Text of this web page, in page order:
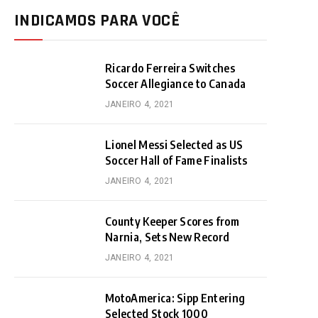
INDICAMOS PARA VOCÊ
Ricardo Ferreira Switches
Soccer Allegiance to Canada
JANEIRO 4, 2021
Lionel Messi Selected as US
Soccer Hall of Fame Finalists
JANEIRO 4, 2021
County Keeper Scores from
Narnia, Sets New Record
JANEIRO 4, 2021
MotoAmerica: Sipp Entering
Selected Stock 1000